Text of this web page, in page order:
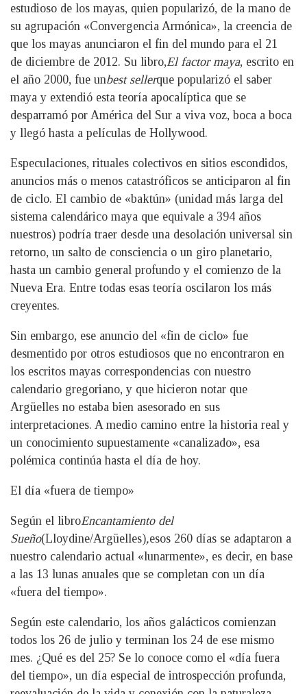
estudioso de los mayas, quien popularizó, de la mano de
su agrupación «Convergencia Armónica», la creencia de
que los mayas anunciaron el fin del mundo para el 21
de diciembre de 2012. Su libro,El factor maya, escrito en
el año 2000, fue unbest sellerque popularizó el saber
maya y extendió esta teoría apocalíptica que se
desparramó por América del Sur a viva voz, boca a boca
y llegó hasta a películas de Hollywood.
Especulaciones, rituales colectivos en sitios escondidos,
anuncios más o menos catastróficos se anticiparon al fin
de ciclo. El cambio de «baktún» (unidad más larga del
sistema calendárico maya que equivale a 394 años
nuestros) podría traer desde una desolación universal sin
retorno, un salto de consciencia o un giro planetario,
hasta un cambio general profundo y el comienzo de la
Nueva Era. Entre todas esas teoría oscilaron los más
creyentes.
Sin embargo, ese anuncio del «fin de ciclo» fue
desmentido por otros estudiosos que no encontraron en
los escritos mayas correspondencias con nuestro
calendario gregoriano, y que hicieron notar que
Argüelles no estaba bien asesorado en sus
interpretaciones. A medio camino entre la historia real y
un conocimiento supuestamente «canalizado», esa
polémica continúa hasta el día de hoy.
El día «fuera de tiempo»
Según el libroEncantamiento del
Sueño(Lloydine/Argüelles),esos 260 días se adaptaron a
nuestro calendario actual «lunarmente», es decir, en base
a las 13 lunas anuales que se completan con un día
«fuera del tiempo».
Según este calendario, los años galácticos comienzan
todos los 26 de julio y terminan los 24 de ese mismo
mes. ¿Qué es del 25? Se lo conoce como el «día fuera
del tiempo», un día especial de introspección profunda,